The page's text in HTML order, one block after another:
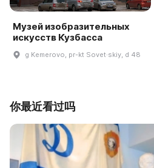
Музей изобразительных
искусств Кузбасса
g Kemerovo, pr-kt Sovet·skiy, d 48
你最近看过吗